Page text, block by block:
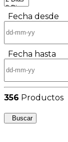
Fecha desde
Fecha hasta
356 Productos
Buscar